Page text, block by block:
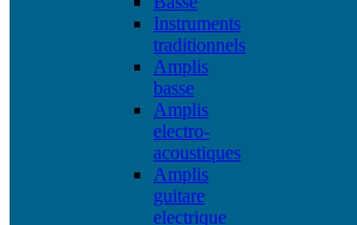
Instruments
traditionnels
Amplis
basse
Amplis
electro-
acoustiques
Amplis
guitare
electrique